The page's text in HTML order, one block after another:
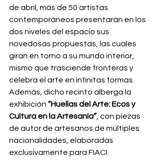
de abril, más de 50 artistas
contemporáneos presentarán en los
dos niveles del espacio sus
novedosas propuestas, las cuales
giran en torno a su mundo interior,
mismo que trasciende fronteras y
celebra el arte en infinitas formas.
Además, dicho recinto alberga la
exhibición “Huellas del Arte: Ecos y
Cultura en la Artesanía” , con piezas
de autor de artesanos de múltiples
nacionalidades, elaboradas
exclusivamente para FIACI.